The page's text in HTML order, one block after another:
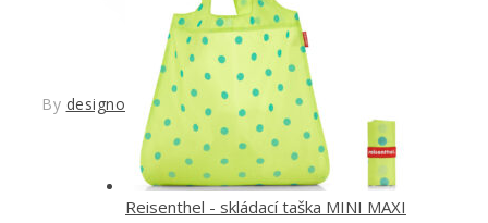
By designoved
Reisenthel - skládací taška MINI MAXI